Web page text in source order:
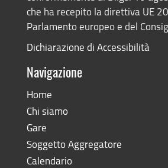
che ha recepito la direttiva UE
Parlamento europeo e del
Dichiarazione di Accessibilità
Navigazione
Home
Chi siamo
Gare
Soggetto Aggregatore
Calendario